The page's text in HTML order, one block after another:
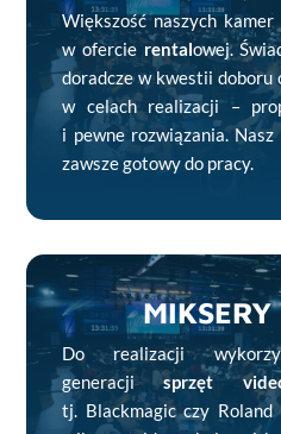
Większość naszych
w ofercierentalowej.
doradcze w kwestii doboru
w celach realizacji –
i pewne rozwiązania. Nasz
zawsze gotowy do pracy.
Do realizacji
generacjisprzęt
tj. Blackmagic czy